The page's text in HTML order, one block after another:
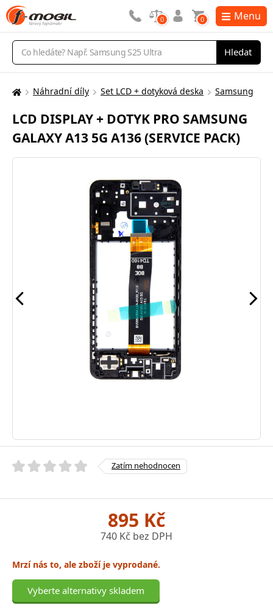
Vyhledávání
Hledat
0 0 Menu
Zde
nacházíte:
Náhradní díly Set LCD + dotyková deska Samsung
LCD DISPLAY + DOTYK PRO SAMSUNG
GALAXY A13 5G A136 (SERVICE PACK)
Zatím nehodnocen
895 Kč
740 Kč bez DPH
Mrzí nás to, ale zboží je vyprodané.
Vyberte alternativy skladem